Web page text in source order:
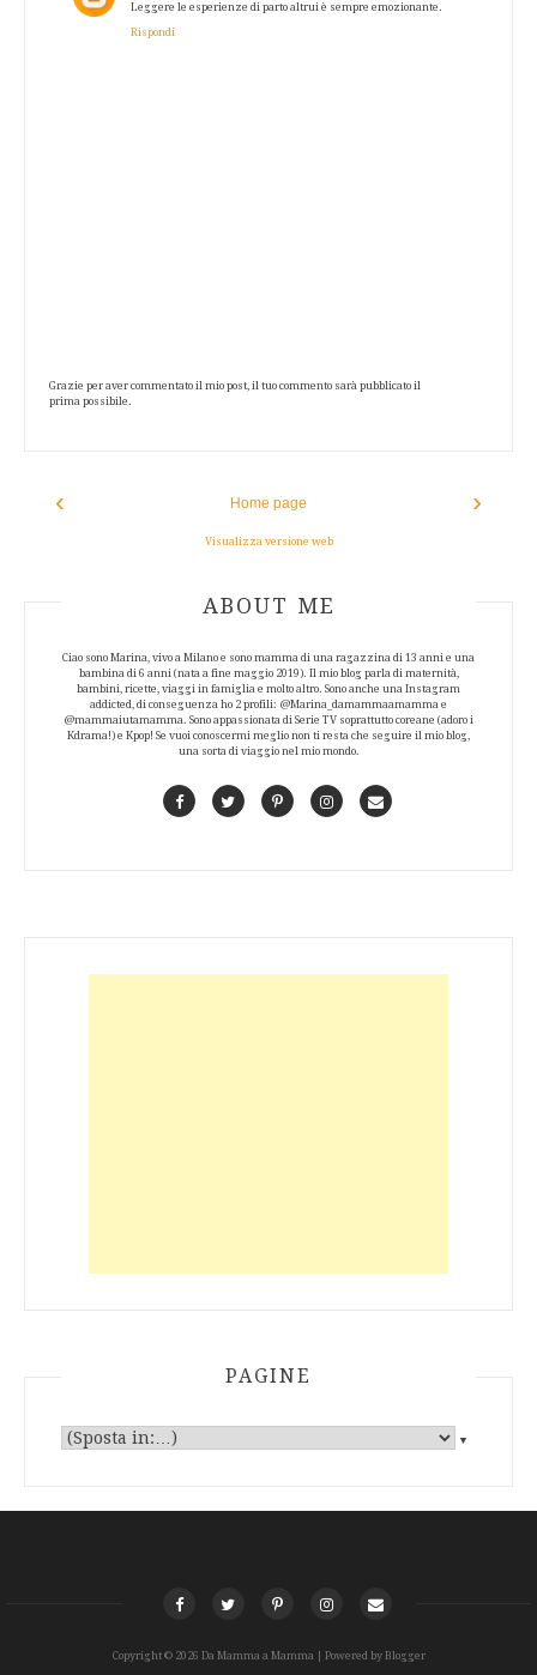
Leggere le esperienze di parto altrui è sempre emozionante.
Rispondi
Grazie per aver commentato il mio post, il tuo commento sarà pubblicato il
prima possibile.
‹ ›
Home page
Visualizza versione web
ABOUT AUTHOR
ABOUT ME
Ciao sono Marina, vivo a Milano e sono mamma di una ragazzina di 13 anni e una
bambina di 6 anni (nata a fine maggio 2019). Il mio blog parla di maternità,
bambini, ricette, viaggi in famiglia e molto altro. Sono anche una Instagram
addicted, di conseguenza ho 2 profili: @Marina_damammaamamma e
@mammaiutamamma. Sono appassionata di Serie TV soprattutto coreane (adoro i
Kdrama!) e Kpop! Se vuoi conoscermi meglio non ti resta che seguire il mio blog,
una sorta di viaggio nel mio mondo.
FacebookTwitterPinterestInstagramContact
PAGINE
▼
Copyright © 2026 Da Mamma a Mamma | Powered by Blogger